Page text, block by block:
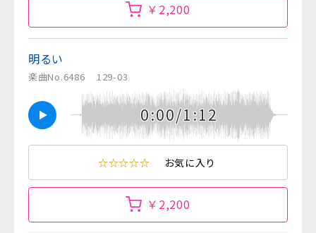
￥2,200
明るい
楽曲No.6486 129-03
0:00/1:12
☆☆☆☆☆ お気に入り
￥2,200